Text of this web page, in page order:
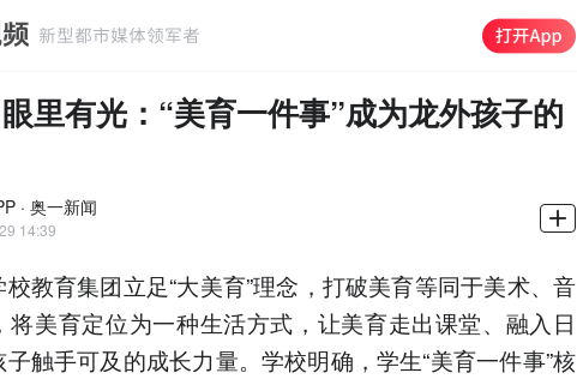
里有光：“美育一件事”成为龙外孩子的
· 奥一新闻
14:39
教育集团立足“大美育”理念，打破美育等同于美术、音
将美育定位为一种生活方式，让美育走出课堂、融入日
触手可及的成长力量。学校明确，学生“美育一件事”核